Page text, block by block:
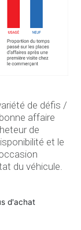
de défis /
affaire
de
et le
du véhicule.